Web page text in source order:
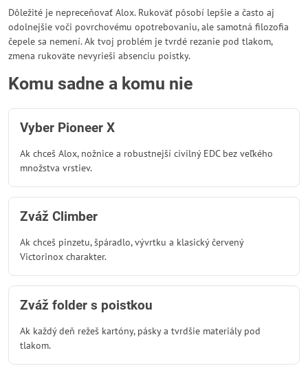
Dôležité je nepreceňovať Alox. Rukoväť pôsobí lepšie a často aj
odolnejšie voči povrchovému opotrebovaniu, ale samotná filozofia
čepele sa nemení. Ak tvoj problém je tvrdé rezanie pod tlakom,
zmena rukoväte nevyrieši absenciu poistky.
Komu sadne a komu nie
Vyber Pioneer X
Ak chceš Alox, nožnice a robustnejší civilný EDC bez veľkého
množstva vrstiev.
Zváž Climber
Ak chceš pinzetu, špáradlo, vývrtku a klasický červený
Victorinox charakter.
Zváž folder s poistkou
Ak každý deň režeš kartóny, pásky a tvrdšie materiály pod
tlakom.